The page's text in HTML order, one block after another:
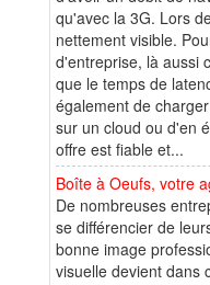
qu'avec la 3G. Lors
nettement visible.
d'entreprise, là aussi
que le temps de
également de
sur un cloud ou d'en
offre est fiable et...
Boîte à Oeufs, votre
De nombreuses
se différencier de
bonne image
visuelle devient dans